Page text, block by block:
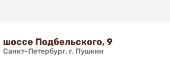
шоссе Подбельского, 9
Санкт-Петербург, г. Пушкин